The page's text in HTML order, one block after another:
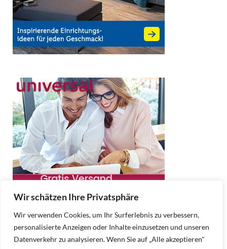
Wir schätzen Ihre Privatsphäre
Wir verwenden Cookies, um Ihr Surferlebnis zu verbessern,
personalisierte Anzeigen oder Inhalte einzusetzen und unseren
Datenverkehr zu analysieren. Wenn Sie auf „Alle akzeptieren"